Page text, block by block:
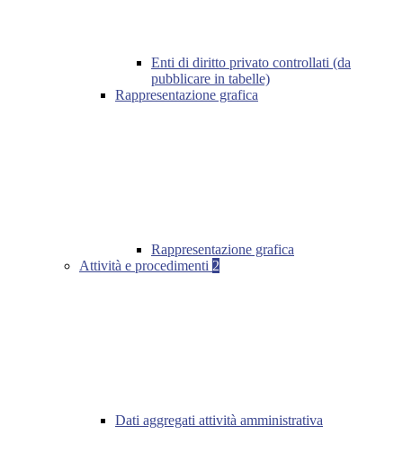
Enti di diritto privato controllati (da
pubblicare in tabelle)
Rappresentazione grafica
Rappresentazione grafica
Attività e procedimenti 2
Dati aggregati attività amministrativa